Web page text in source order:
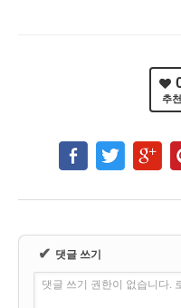
추천
✔ 댓글 쓰기
댓글 쓰기 권한이 없습니다.